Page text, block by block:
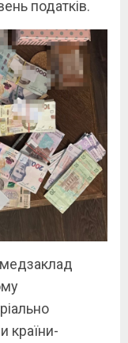
податків.
медзаклад
країни-